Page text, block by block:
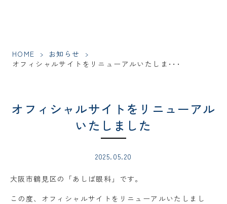
HOME > お知らせ
>
オフィシャルサイトをリニューアルいたしま･･･
オフィシャルサイトをリニューアル
いたしました
2025.05.20
大阪市鶴見区の「あしば眼科」です。
この度、オフィシャルサイトをリニューアルいたしまし